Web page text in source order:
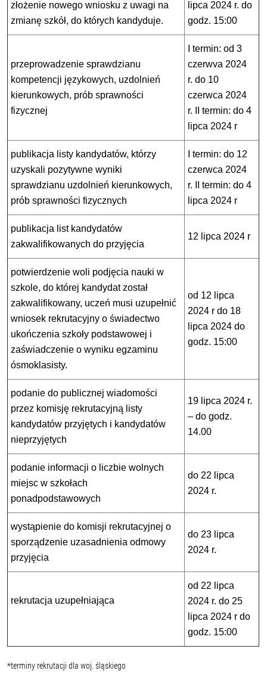
złożenie nowego wniosku z uwagi na
zmianę szkół, do których kandyduje.
lipca 2024 r.do
godz. 15:00
przeprowadzenie sprawdzianu
kompetencji językowych, uzdolnień
kierunkowych, prób sprawności
fizycznej
I termin: od 3
czerwva 2024
r. do 10
czerwca 2024
r. II termin: do 4
lipca 2024 r
publikacja listy kandydatów, którzy
uzyskali pozytywne wyniki
sprawdzianu uzdolnień kierunkowych,
prób sprawności fizycznych
I termin: do 12
czerwca 2024
r. II termin: do 4
lipca 2024 r
publikacja list kandydatów
zakwalifikowanych do przyjęcia
12 lipca 2024 r
potwierdzenie woli podjęcia nauki w
szkole, do której kandydat został
zakwalifikowany, uczeń musi uzupełnić
wniosek rekrutacyjny o świadectwo
ukończenia szkoły podstawowej i
zaświadczenie o wyniku egzaminu
ósmoklasisty.
od 12 lipca
2024 r do 18
lipca 2024 do
godz. 15:00
podanie do publicznej wiadomości
przez komisję rekrutacyjną listy
kandydatów przyjętych i kandydatów
nieprzyjętych
19 lipca 2024 r.
– do godz.
14.00
podanie informacji o liczbie wolnych
miejsc w szkołach
ponadpodstawowych
do 22 lipca
2024 r.
wystąpienie do komisji rekrutacyjnej o
sporządzenie uzasadnienia odmowy
przyjęcia
do 23 lipca
2024 r.
rekrutacja uzupełniająca
od 22 lipca
2024 r. do 25
lipca 2024 r do
godz. 15:00
*terminy rekrutacji dla woj. śląskiego